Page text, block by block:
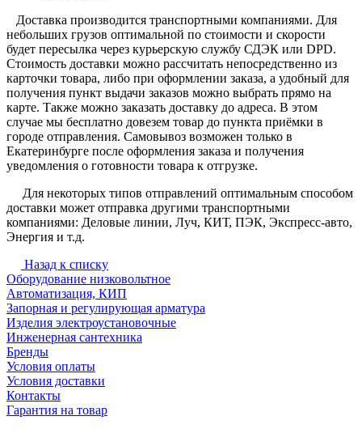
Доставка производится транспортными компаниями. Для
небольших грузов оптимальной по стоимости и скорости
будет пересылка через курьерскую службу СДЭК или DPD.
Стоимость доставки можно рассчитать непосредственно из
карточки товара, либо при оформлении заказа, а удобный для
получения пункт выдачи заказов можно выбрать прямо на
карте. Также можно заказать доставку до адреса. В этом
случае мы бесплатно довезем товар до пункта приёмки в
городе отправления. Самовывоз возможен только в
Екатеринбурге после оформления заказа и получения
уведомления о готовности товара к отгрузке.
Для некоторых типов отправлений оптимальным способом
доставки может отправка другими транспортными
компаниями: Деловые линии, Луч, КИТ, ПЭК, Экспресс-авто,
Энергия и т.д.
Назад к списку
Оборудование низковольтное
Автоматизация, КИП
Запорная и регулирующая арматура
Изделия электроустановочные
Инженерная сантехника
Бренды
Условия оплаты
Условия доставки
Контакты
Гарантия на товар